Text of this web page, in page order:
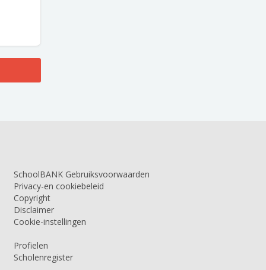
SchoolBANK Gebruiksvoorwaarden
Privacy-en cookiebeleid
Copyright
Disclaimer
Cookie-instellingen
Profielen
Scholenregister